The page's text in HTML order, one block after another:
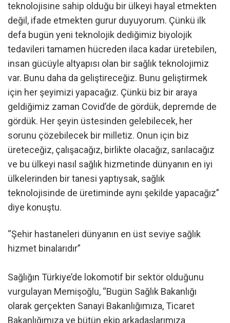
teknolojisine sahip olduğu bir ülkeyi hayal etmekten
değil, ifade etmekten gurur duyuyorum. Çünkü ilk
defa bugün yeni teknolojik dediğimiz biyolojik
tedavileri tamamen hücreden ilaca kadar üretebilen,
insan gücüyle altyapısı olan bir sağlık teknolojimiz
var. Bunu daha da geliştireceğiz. Bunu geliştirmek
için her şeyimizi yapacağız. Çünkü biz bir araya
geldiğimiz zaman Covid’de de gördük, depremde de
gördük. Her şeyin üstesinden gelebilecek, her
sorunu çözebilecek bir milletiz. Onun için biz
üreteceğiz, çalışacağız, birlikte olacağız, sarılacağız
ve bu ülkeyi nasıl sağlık hizmetinde dünyanın en iyi
ülkelerinden bir tanesi yaptıysak, sağlık
teknolojisinde de üretiminde aynı şekilde yapacağız”
diye konuştu.
“Şehir hastaneleri dünyanın en üst seviye sağlık
hizmet binalarıdır”
Sağlığın Türkiye’de lokomotif bir sektör olduğunu
vurgulayan Memişoğlu, “Bugün Sağlık Bakanlığı
olarak gerçekten Sanayi Bakanlığımıza, Ticaret
Bakanlığımıza ve bütün ekip arkadaşlarımıza